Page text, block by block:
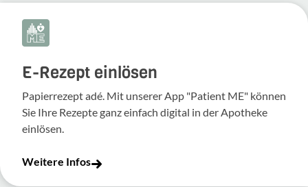
E-Rezept einlösen
Papierrezept adé. Mit unserer App "Patient ME" können
Sie Ihre Rezepte ganz einfach digital in der Apotheke
einlösen.
Weitere Infos